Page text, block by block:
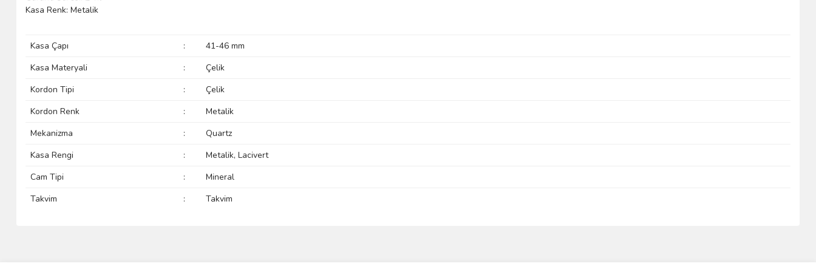
Kasa Renk: Metalik
Kasa Çapı :
41-46 mm
Kasa Materyali
:
Çelik
Kordon Tipi
:
Çelik
Kordon Renk
:
Metalik
Mekanizma
:
Quartz
Kasa Rengi
:
Metalik, Lacivert
Cam Tipi
:
Mineral
Takvim
: Takvim